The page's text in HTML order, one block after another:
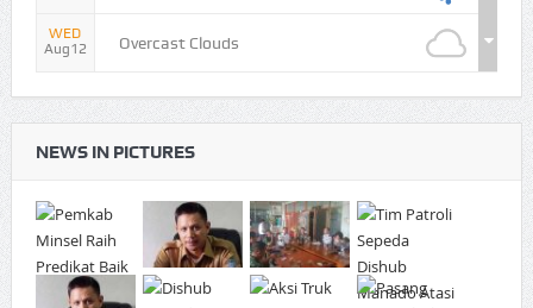
WED
Aug12
Overcast Clouds
NEWS IN PICTURES